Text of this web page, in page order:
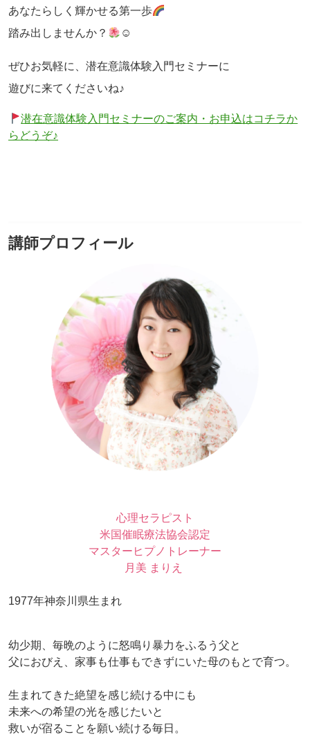
あなたらしく輝かせる第一歩
踏み出しませんか？
☺
ぜひお気軽に、潜在意識体験入門セミナーに
遊びに来てくださいね♪
潜在意識体験入門セミナーのご案内・お申込はコチラか
らどうぞ♪
講師プロフィール
心理セラピスト
米国催眠療法協会認定
マスターヒプノトレーナー
月美 まりえ
1977年神奈川県生まれ
幼少期、毎晩のように怒鳴り暴力をふるう父と
父におびえ、家事も仕事もできずにいた母のもとで育つ。
生まれてきた絶望を感じ続ける中にも
未来への希望の光を感じたいと
救いが宿ることを願い続ける毎日。